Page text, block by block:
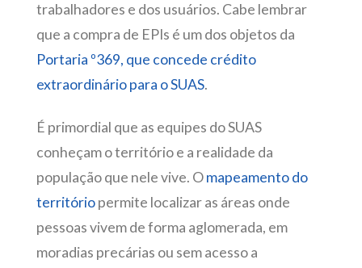
trabalhadores e dos usuários. Cabe lembrar
que a compra de EPIs é um dos objetos da
Portaria º369, que concede crédito
extraordinário para o SUAS.
É primordial que as equipes do SUAS
conheçam o território e a realidade da
população que nele vive. Omapeamento do
territóriopermite localizar as áreas onde
pessoas vivem de forma aglomerada, em
moradias precárias ou sem acesso a